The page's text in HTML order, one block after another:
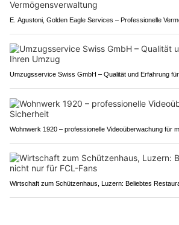
E. Agustoni, Golden Eagle Services – Professionelle
Umzugsservice Swiss GmbH – Qualität und Erfahrung
Wohnwerk 1920 – professionelle Videoüberwachung für
Wirtschaft zum Schützenhaus, Luzern: Beliebtes